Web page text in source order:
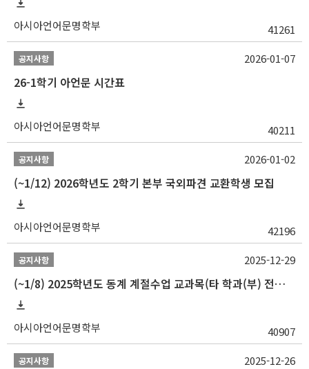
아시아언어문명학부 41261
공지사항
26-1학기 아언문 시간표
아시아언어문명학부 40211
2026-01-07
공지사항
(~1/12) 2026학년도 2학기 본부 국외파견 교환학생 모집
아시아언어문명학부 42196
2026-01-02
공지사항
(~1/8) 2025학년도 동계 계절수업 교과목(타 학과(부) 전공 및 교양) 성적평가방법 선택제 신청 안내
아시아언어문명학부 40907
2025-12-29
공지사항 2025-12-26